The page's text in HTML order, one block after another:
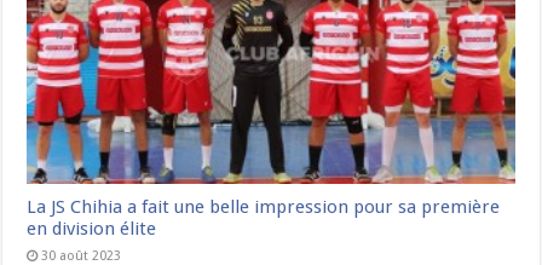
La JS Chihia a fait une belle impression pour sa première
en division élite
30 août 2023